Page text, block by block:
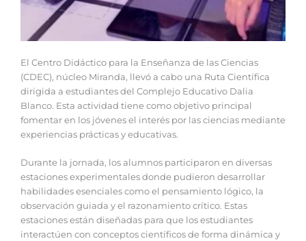
El Centro Didáctico para la Enseñanza de las Ciencias
(CDEC), núcleo Miranda, llevó a cabo una Ruta Científica
dirigida a estudiantes del Complejo Educativo Dalia
Blanco. Esta actividad tiene como objetivo principal
fomentar en los jóvenes el interés por las ciencias mediante
experiencias prácticas y educativas.
Durante la jornada, los alumnos participaron en diversas
estaciones experimentales donde pudieron desarrollar
habilidades esenciales como el pensamiento lógico, la
observación guiada y el razonamiento crítico. Estas
estaciones están diseñadas para que los estudiantes
interactúen con conceptos científicos de forma dinámica y